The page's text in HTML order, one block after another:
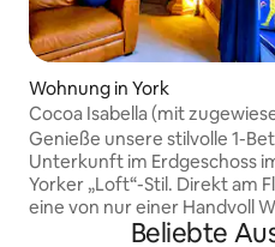
Wohnung in York
Cocoa Isabella (mit
sicherem Parkplatz)
Genieße unsere stilvolle 1-
Unterkunft im Erdgeschoss
Yorker „Loft“-Stil. Direkt am Fluss und
eine von nur einer Handvoll
wie diese in der Stadt. Beobachte das
Beliebte